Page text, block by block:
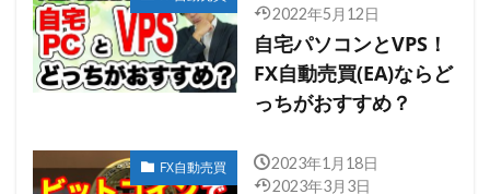
2022年5月12日
自宅パソコンとVPS！
FX自動売買(EA)ならど
っちがおすすめ？
FX自動売買
2023年1月18日
2023年3月3日